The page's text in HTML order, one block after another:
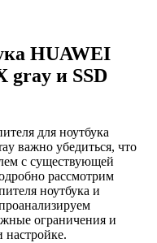
HUAWEI
gray и SSD
для ноутбука
важно убедиться, что
с существующей
рассмотрим
ноутбука и
ограничения и
настройке.